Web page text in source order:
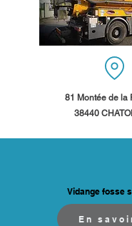
81 Montée de la
38440
Vidange fosse
En